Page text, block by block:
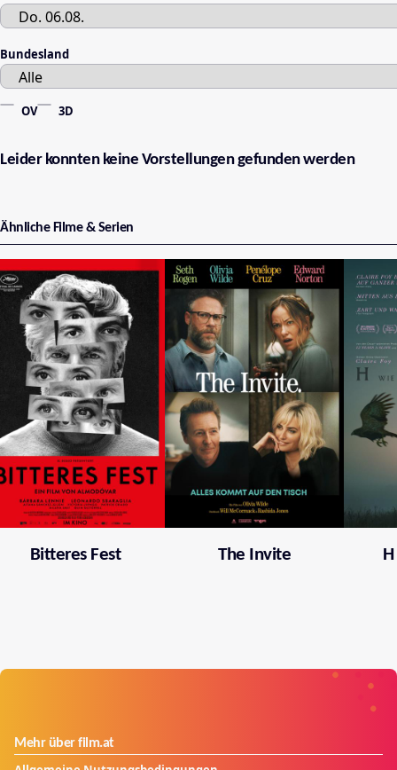
Bundesland
OV 3D
Leider konnten keine Vorstellungen gefunden werden
Ähnliche Filme & Serien
Bitteres Fest The Invite
Mehr über film.at